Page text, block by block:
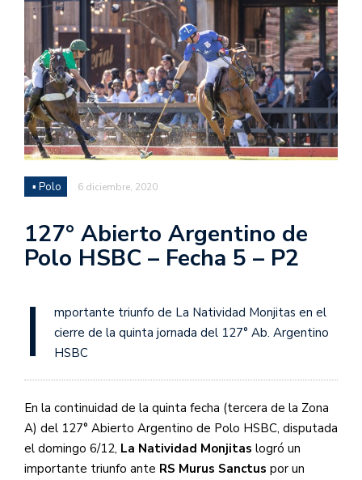
▪ Polo 6 diciembre, 2020
127° Abierto Argentino de
Polo HSBC – Fecha 5 – P2
I
mportante triunfo de La Natividad Monjitas en el
cierre de la quinta jornada del 127° Ab. Argentino
HSBC
En la continuidad de la quinta fecha (tercera de la Zona
A) del 127° Abierto Argentino de Polo HSBC, disputada
el domingo 6/12, La Natividad Monjitas logró un
importante triunfo ante RS Murus Sanctus por un